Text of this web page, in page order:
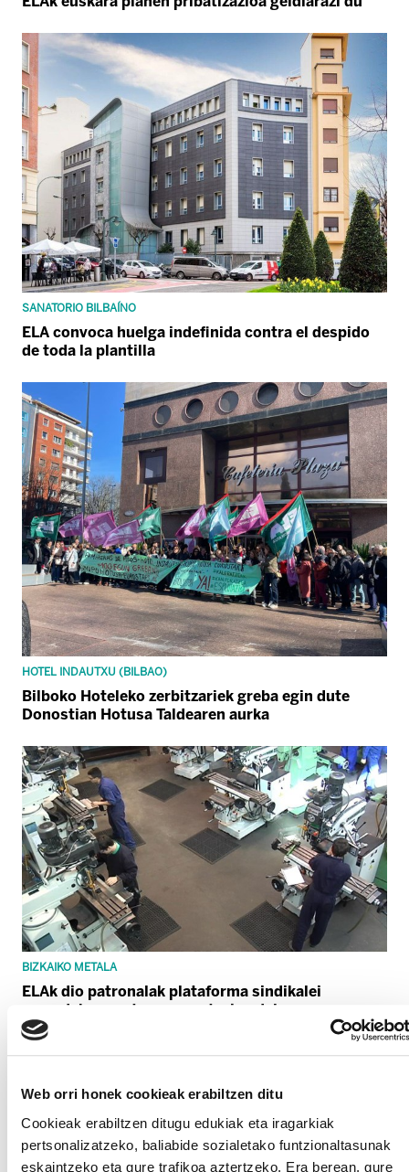
Web orri honek cookieak erabiltzen ditu
Cookieak erabiltzen ditugu edukiak eta iragarkiak
pertsonalizatzeko, baliabide sozialetako funtzionaltasunak
eskaintzeko eta gure trafikoa aztertzeko. Era berean, gure
SANATORIO BILBAÍNO
ELA convoca huelga indefinida contra el despido
de toda la plantilla
HOTEL INDAUTXU (BILBAO)
Bilboko Hoteleko zerbitzariek greba egin dute
Donostian Hotusa Taldearen aurka
BIZKAIKO METALA
ELAk dio patronalak plataforma sindikalei
emandako erantzuna onartezina dela